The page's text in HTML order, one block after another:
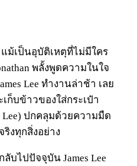
แม้เป็นอุบัติเหตุที่ไม่มีใคร
พลั้งพูดความในใจ
Lee ทำงานล่าช้า เลย
บข้าวของใส่กระเป๋า
Lee) ปกคลุมด้วยความมืด
ริงทุกสิ่งอย่าง
บไปปัจจุบัน James Lee